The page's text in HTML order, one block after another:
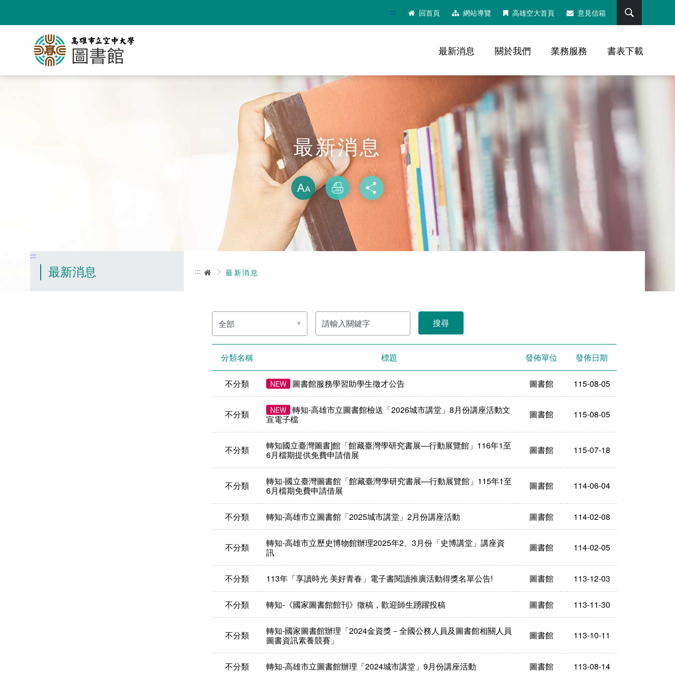
要
::: 回首頁 網站導覽 高雄空大首頁 意見信箱
最新消息 關於我們 業務服務 書表下載
最新消息
略過字型切換，社群分享工具列
放大
列印
:::
最新消息 ::: 首頁最新消息
分
類
名
稱
請
輸
入
關
鍵
分類名稱 標題 發佈單位 發佈日期
不分類 NEW 圖書館服務學習助學生徵才公告 圖書館 115-08-05
不分類 NEW 轉知-高雄市立圖書館檢送「2026城市講堂」8月份講座活動文
宣電子檔
圖書館 115-08-05
不分類
轉知國立臺灣圖書]館「館藏臺灣學研究書展—行動展覽館」116年1至
6月檔期提供免費申請借展
圖書館 115-07-18
不分類
轉知-國立臺灣圖書館「館藏臺灣學研究書展—行動展覽館」115年1至
6月檔期免費申請借展
圖書館 114-06-04
不分類 轉知-高雄市立圖書館「2025城市講堂」2月份講座活動 圖書館 114-02-08
不分類
轉知-高雄市立歷史博物館辦理2025年2、3月份「史博講堂」講座資
訊
圖書館 114-02-05
不分類 113年「享讀時光 美好青春」電子書閱讀推廣活動得獎名單公告! 圖書館 113-12-03
不分類 轉知-《國家圖書館館刊》徵稿，歡迎師生踴躍投稿 圖書館 113-11-30
不分類
轉知-國家圖書館辦理「2024金資獎－全國公務人員及圖書館相關人員
圖書資訊素養競賽」
圖書館 113-10-11
不分類 轉知-高雄市立圖書館辦理「2024城市講堂」9月份講座活動 圖書館 113-08-14